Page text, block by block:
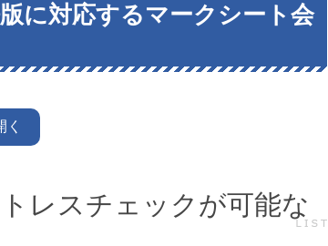
に対応するマークシート会
く
レスチェックが可能な